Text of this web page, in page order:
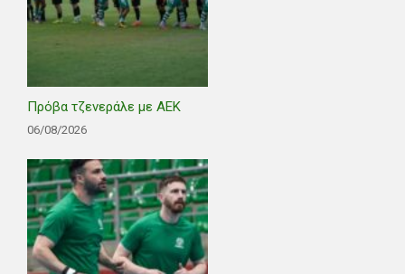
Πρόβα τζενεράλε με ΑΕΚ
06/08/2026